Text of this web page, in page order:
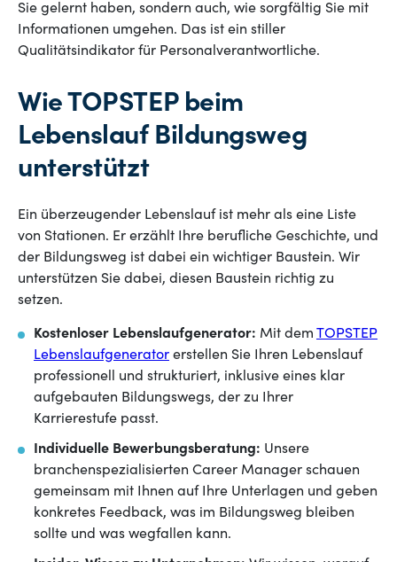
Sie gelernt haben, sondern auch, wie sorgfältig Sie mit
Informationen umgehen. Das ist ein stiller
Qualitätsindikator für Personalverantwortliche.
Wie TOPSTEP beim
Lebenslauf Bildungsweg
unterstützt
Ein überzeugender Lebenslauf ist mehr als eine Liste
von Stationen. Er erzählt Ihre berufliche Geschichte, und
der Bildungsweg ist dabei ein wichtiger Baustein. Wir
unterstützen Sie dabei, diesen Baustein richtig zu
setzen.
Kostenloser Lebenslaufgenerator: Mit dem TOPSTEP
Lebenslaufgenerator erstellen Sie Ihren Lebenslauf
professionell und strukturiert, inklusive eines klar
aufgebauten Bildungswegs, der zu Ihrer
Karrierestufe passt.
Individuelle Bewerbungsberatung: Unsere
branchenspezialisierten Career Manager schauen
gemeinsam mit Ihnen auf Ihre Unterlagen und geben
konkretes Feedback, was im Bildungsweg bleiben
sollte und was wegfallen kann.